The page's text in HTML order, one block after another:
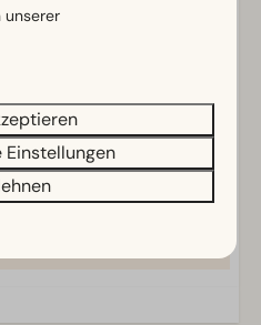
↓
unserer
Einstellungen